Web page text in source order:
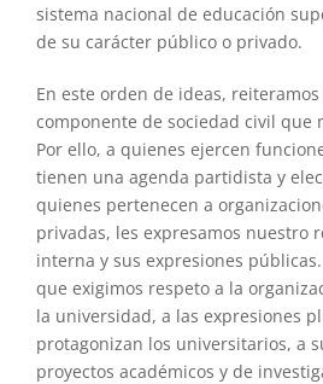
sistema nacional de educación
de su carácter público o privado.
En este orden de ideas,
componente de sociedad civil que
Por ello, a quienes ejercen
tienen una agenda partidista y
quienes pertenecen a
privadas, les expresamos nuestro
interna y sus expresiones
que exigimos respeto a la
la universidad, a las expresiones
protagonizan los universitarios, a
proyectos académicos y de